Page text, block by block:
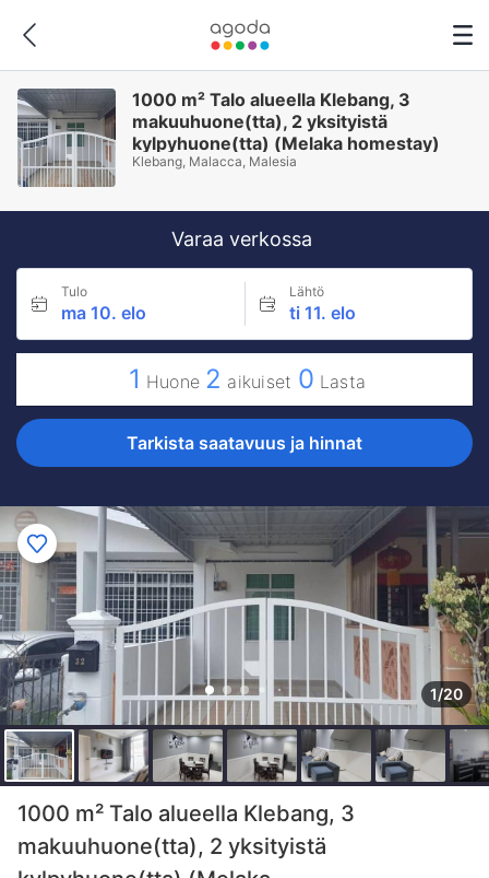
1000 m² Talo alueella Klebang, 3
makuuhuone(tta), 2 yksityistä
kylpyhuone(tta) (Melaka homestay)
Klebang, Malacca, Malesia
Varaa verkossa
Tulo
ma 10. elo
Lähtö
ti 11. elo
1 Huone 2 aikuiset 0 Lasta
Tarkista saatavuus ja hinnat
1/20
1000 m² Talo alueella Klebang, 3
makuuhuone(tta), 2 yksityistä
Tähtiluokitus 3 tähteä